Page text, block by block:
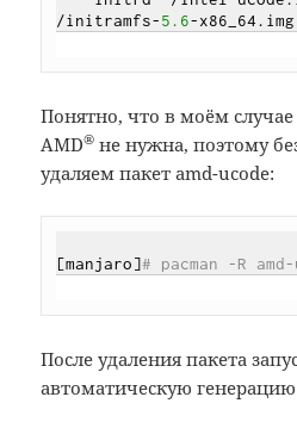
/initramfs-5.6
Понятно, что в моём случае
AMD® не нужна, поэтому
удаляем пакет amd-ucode:
[manjaro]# pacman -R amd-
После удаления пакета
автоматическую